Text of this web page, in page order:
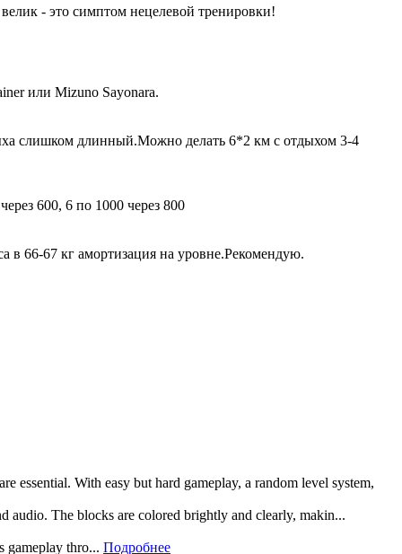
- это симптом нецелевой тренировки!
или Mizuno Sayonara.
слишком длинный.Можно делать 6*2 км с отдыхом 3-4
600, 6 по 1000 через 800
в 66-67 кг амортизация на уровне.Рекомендую.
essential. With easy but hard gameplay, a random level system,
audio. The blocks are colored brightly and clearly, makin...
gameplay thro... Подробнее